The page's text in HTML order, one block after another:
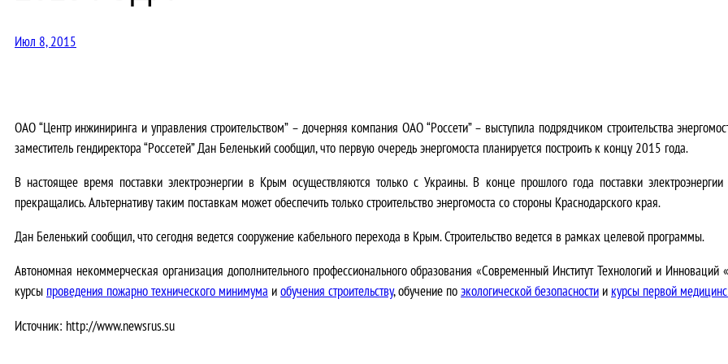
Июл 8, 2015
ОАО “Центр инжиниринга и управления строительством” – дочерняя компания ОАО “Россети” – выступила подрядчиком строительства
заместитель гендиректора “Россетей” Дан Беленький сообщил, что первую очередь энергомоста планируется построить к концу 2015 года.
В настоящее время поставки электроэнергии в Крым осуществляются только с Украины. В конце прошлого года поставки
прекращались. Альтернативу таким поставкам может обеспечить только строительство энергомоста со стороны Краснодарского края.
Дан Беленький сообщил, что сегодня ведется сооружение кабельного перехода в Крым. Строительство ведется в рамках целевой программы.
Автономная некоммерческая организация дополнительного профессионального образования «Современный Институт Технологий и
курсы проведения пожарно технического минимума иобучения строительству, обучение поэкологической безопасности и курсы первой
Источник: http://www.newsrus.su